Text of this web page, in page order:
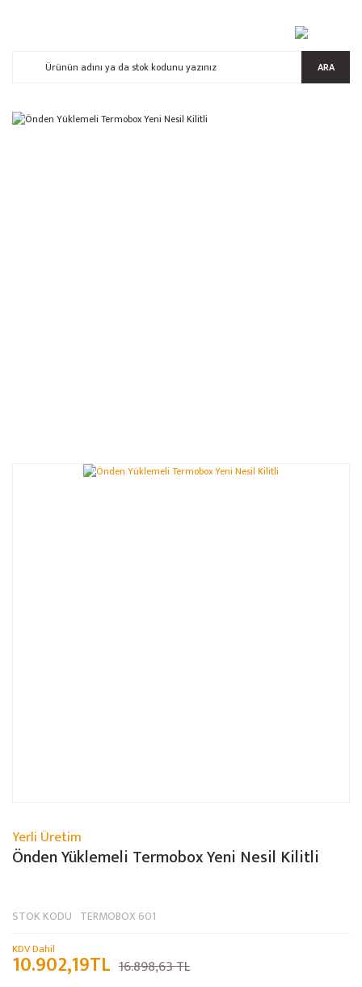
ARA
Yerli Üretim
Önden Yüklemeli Termobox Yeni Nesil Kilitli
STOK KODU TERMOBOX 601
KDV Dahil
10.902,19TL 16.898,63 TL